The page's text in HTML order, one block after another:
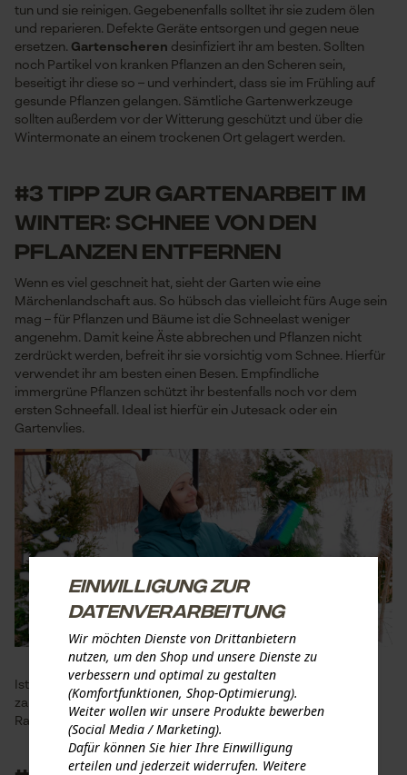
tun und sie reinigen. Gegebenenfalls solltet ihr sie zudem ölen
und reparieren. Defekte Geräte entsorgen und gegen neue
ersetzen. Gartenscheren desinfiziert ihr am besten. Sollten
noch Partikel von kranken Pflanzen an den Scheren sein,
beseitigt ihr diese so – und verhindert, dass sie im Frühling auf
gesunde Pflanzen gelangen. Sämtliche Gartenwerkzeuge
sollten außerdem vor der Witterung geschützt und über die
Wintermonate an einem trockenen Ort gelagert werden.
#3 Tipp zur Gartenarbeit im
Winter: Schnee von den
Pflanzen entfernen
Wenn es viel geschneit hat, sieht der Garten wie eine
Märchenlandschaft aus. So hübsch das vielleicht fürs Auge sein
mag – für Pflanzen und Bäume ist die Schneelast weniger
angenehm. Damit keine Äste abbrechen und Pflanzen nicht
zerdrückt werden, befreit ihr sie vorsichtig vom Schnee. Hierfür
verwendet ihr am besten einen Besen. Empfindliche
immergrüne Pflanzen schützt ihr bestenfalls noch vor dem
ersten Schneefall. Ideal ist hierfür ein Jutesack oder ein
Gartenvlies.
Ist euer Rasen gefroren, betretet ihr ihn am besten nicht. Die
zarten Grashalme können sonst leicht abbrechen und euer
Rasen dadurch absterben.
Einwilligung zur
Datenverarbeitung
Wir möchten Dienste von Drittanbietern
nutzen, um den Shop und unsere Dienste zu
verbessern und optimal zu gestalten
(Komfortfunktionen, Shop-Optimierung).
Weiter wollen wir unsere Produkte bewerben
(Social Media / Marketing).
Dafür können Sie hier Ihre Einwilligung
erteilen und jederzeit widerrufen. Weitere